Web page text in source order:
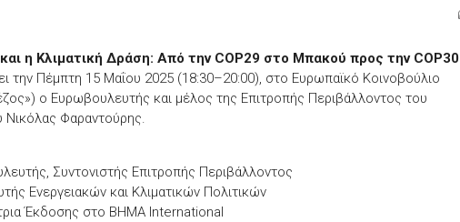
η Κλιματική Δράση: Από την COP29 στο Μπακού προς την COP30
την Πέμπτη 15 Μαΐου 2025 (18:30–20:00), στο Ευρωπαϊκό Κοινοβούλιο
ο Ευρωβουλευτής και μέλος της Επιτροπής Περιβάλλοντος του
Νικόλας Φαραντούρης.
Συντονιστής Επιτροπής Περιβάλλοντος
Ενεργειακών και Κλιματικών Πολιτικών
Έκδοσης στο ΒΗΜΑ International